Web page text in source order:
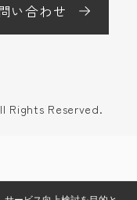
い合わせ
Rights Reserved.